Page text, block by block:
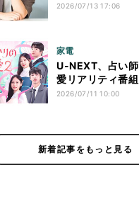
を抜け出す方法も
2026/07/13 17:06
家電
U-NEXT、占い
愛リアリティ番
2』の見放題独占
2026/07/11 10:00
新着記事をもっと見る